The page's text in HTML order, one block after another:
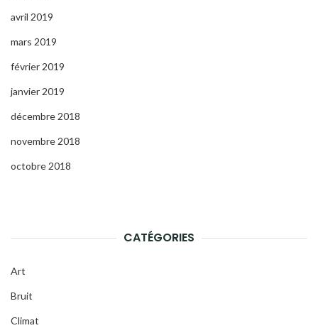
avril 2019
mars 2019
février 2019
janvier 2019
décembre 2018
novembre 2018
octobre 2018
CATÉGORIES
Art
Bruit
Climat